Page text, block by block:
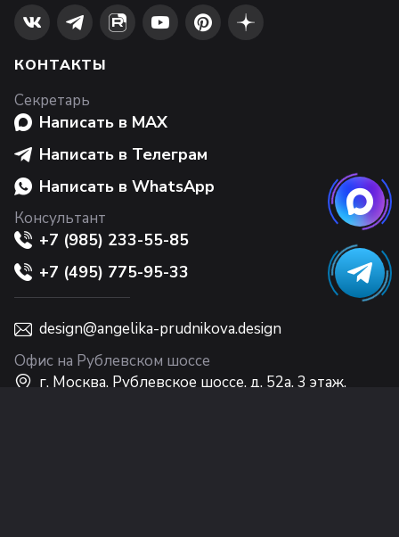
КОНТАКТЫ
Секретарь
Написать в MAX
Написать в Телеграм
Написать в WhatsApp
Консультант
+7 (985) 233-55-85
+7 (495) 775-95-33
design@angelika-prudnikova.design
Офис на Рублевском шоссе
г. Москва, Рублевское шоссе, д. 52а, 3 этаж,